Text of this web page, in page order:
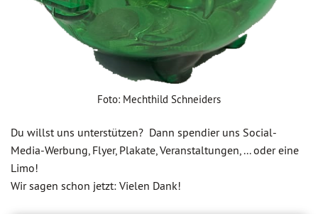
Foto: Mechthild Schneiders
Du willst uns unterstützen? Dann spendier uns Social-
Media-Werbung, Flyer, Plakate, Veranstaltungen, ... oder eine
Limo!
Wir sagen schon jetzt: Vielen Dank!